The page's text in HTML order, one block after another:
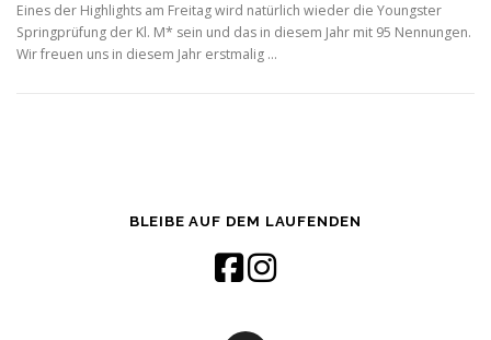
Eines der Highlights am Freitag wird natürlich wieder die Youngster
Springprüfung der Kl. M* sein und das in diesem Jahr mit 95 Nennungen.
Wir freuen uns in diesem Jahr erstmalig …
BLEIBE AUF DEM LAUFENDEN